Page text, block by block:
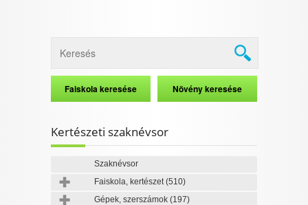
Kertészeti szaknévsor
Szaknévsor
Faiskola, kertészet(510)
Gépek, szerszámok (197)